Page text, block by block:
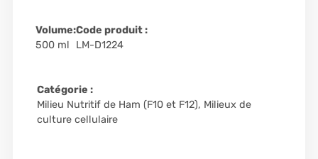
Volume:
500 ml
Code produit :
LM-D1224
Catégorie :
Milieu Nutritif de Ham (F10 et F12), Milieux de
culture cellulaire